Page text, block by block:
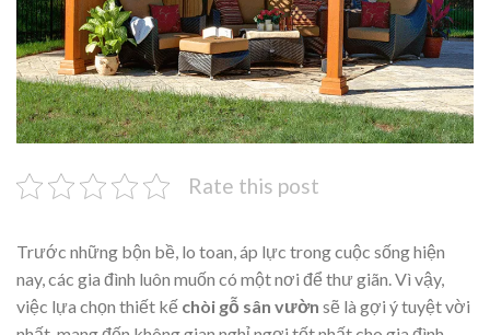
Rate this post
Trước những bộn bề, lo toan, áp lực trong cuộc sống hiện
nay, các gia đình luôn muốn có một nơi để thư giãn. Vì vậy,
việc lựa chọn thiết kế chòi gỗ sân vườn sẽ là gợi ý tuyệt vời